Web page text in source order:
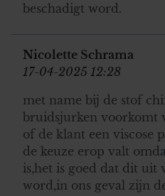
beschadigt word.
Nicolette Schrama
17-04-2025 12:28
met name bij de stof
bruidsjurken voorkomt
of de klant een viscose
de keuze erop valt
is,het is goed dat dit uit
word,in ons geval zijn